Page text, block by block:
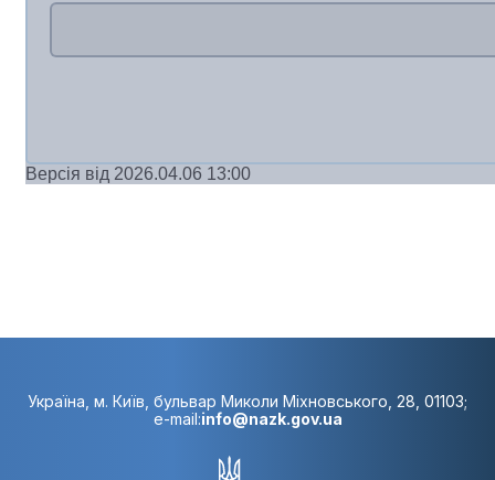
Україна, м. Київ, бульвар Миколи Міхновського, 28, 01103;
e-mail:info@nazk.gov.ua